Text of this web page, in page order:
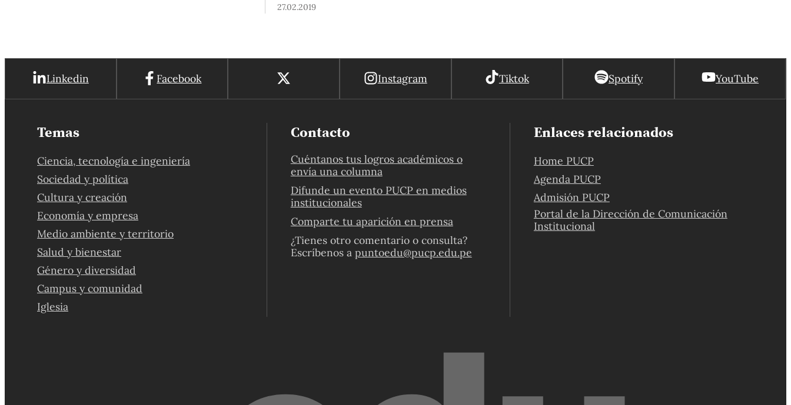
de Derecho. La Dra. Jaramillo vino invitada por la
del enfoque de género en la enseñanza del derecho
27.02.2019
Linkedin Facebook Instagram Tiktok Spotify YouTube
Temas
Ciencia, tecnología e ingeniería
Sociedad y política
Cultura y creación
Economía y empresa
Medio ambiente y territorio
Salud y bienestar
Género y diversidad
Campus y comunidad
Iglesia
Contacto
Cuéntanos tus logros académicos o
envía una columna
Difunde un evento PUCP en medios
institucionales
Comparte tu aparición en prensa
¿Tienes otro comentario o consulta?
Escríbenos a puntoedu@pucp.edu.pe
Enlaces relacionados
Home PUCP
Agenda PUCP
Admisión PUCP
Portal de la Dirección de Comunicación
Institucional